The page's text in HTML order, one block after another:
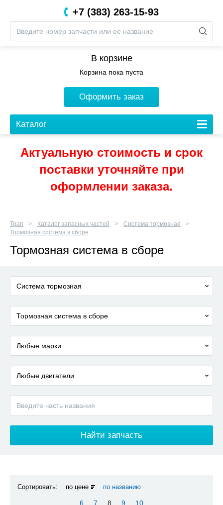
8 (800) 201-05-06
+7 (383) 263-15-93
В корзине
Корзина пока пуста
Оформить заказ
Каталог
Актуальную стоимость и срок
поставки уточняйте при
оформлении заказа.
Трап Каталог запасных частей
Система тормозная
Тормозная система в сборе
Тормозная система в сборе
Сортировать: по цене по названию
6 7 8 9 10